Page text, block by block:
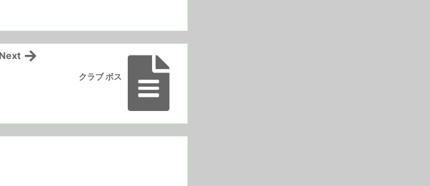
クラブ ボス
Next